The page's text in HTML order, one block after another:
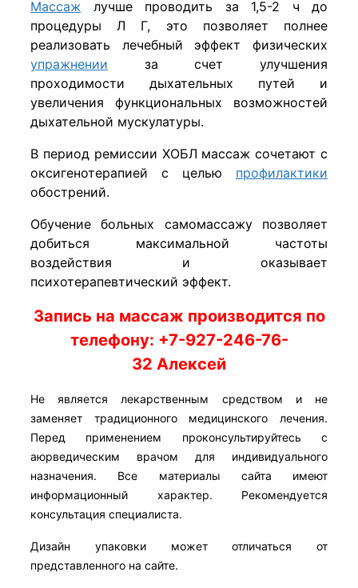
Массаж лучше проводить за 1,5-2 ч до
процедуры Л Г, это позволяет полнее
реализовать лечебный эффект физических
упражнении за счет улучшения
проходимости дыхательных путей и
увеличения функциональных возможностей
дыхательной мускулатуры.
В период ремиссии ХОБЛ массаж сочетают с
оксигенотерапией с целью профилактики
обострений.
Обучение больных самомассажу позволяет
добиться максимальной частоты
воздействия и оказывает
психотерапевтический эффект.
Запись на массаж производится по
телефону: +7-927-246-76-
32 Алексей
Не является лекарственным средством и не
заменяет традиционного медицинского лечения.
Перед применением проконсультируйтесь с
аюрведическим врачом для индивидуального
назначения. Все материалы сайта имеют
информационный характер. Рекомендуется
консультация специалиста.
Дизайн упаковки может отличаться от
представленного на сайте.